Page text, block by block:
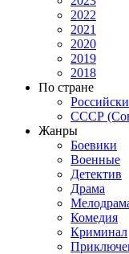
2022
2021
2020
2019
2018
По стране
СССР
Жанры
Боевики
Военные
Детектив
Драма
Комедия
Криминал